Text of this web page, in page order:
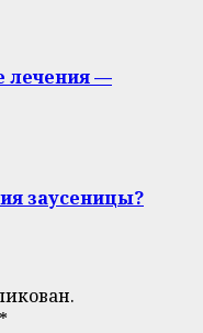
лечения —
заусеницы?
*